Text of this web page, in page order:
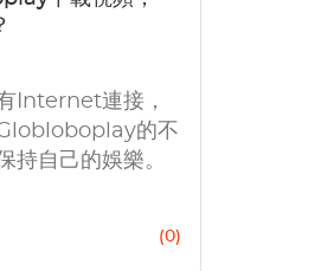
Internet連接，
的不
持自己的娛樂。
(0)